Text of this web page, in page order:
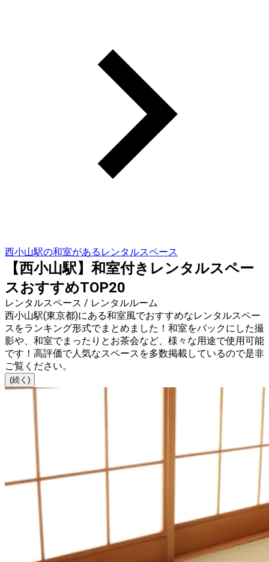
西小山駅の和室があるレンタルスペース
【西小山駅】和室付きレンタルスペー
スおすすめTOP20
レンタルスペース / レンタルルーム
西小山駅(東京都)にある和室風でおすすめなレンタルスペー
スをランキング形式でまとめました！和室をバックにした撮
影や、和室でまったりとお茶会など、様々な用途で使用可能
です！高評価で人気なスペースを多数掲載しているので是非
ご覧ください。
(続く)